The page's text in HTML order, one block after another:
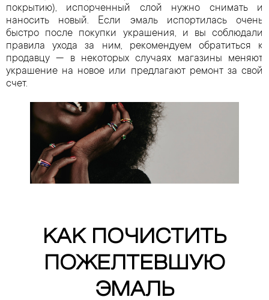
покрытию), испорченный слой нужно снимать и
наносить новый. Если эмаль испортилась очень
быстро после покупки украшения, и вы соблюдали
правила ухода за ним, рекомендуем обратиться к
продавцу — в некоторых случаях магазины меняют
украшение на новое или предлагают ремонт за свой
счет.
КАК ПОЧИСТИТЬ
ПОЖЕЛТЕВШУЮ
ЭМАЛЬ